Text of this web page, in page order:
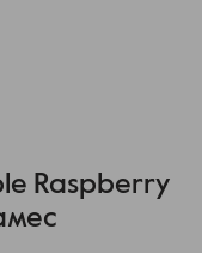
Raspberry